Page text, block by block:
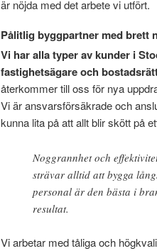
är nöjda med det arbete vi utfört.
Pålitlig byggpartner med brett
Vi har alla typer av kunder i
fastighetsägare och
återkommer till oss för nya
Vi är ansvarsförsäkrade och
kunna lita på att allt blir skött på
Noggrannhet och
strävar alltid att bygga
personal är den bästa i
resultat.
Vi arbetar med tåliga och